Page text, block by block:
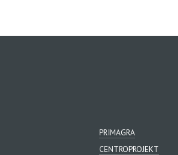
PRIMAGRA
CENTROPROJEKT